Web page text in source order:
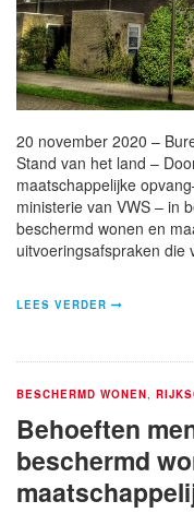
20 november 2020 –
Stand van het land –
maatschappelijke
ministerie van VWS – in
beschermd wonen en
uitvoeringsafspraken
LEES VERDER
BESCHERMD WONEN
Behoeften
beschermd